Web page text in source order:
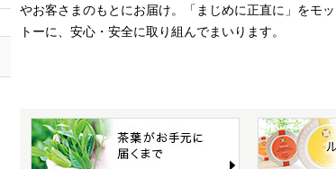
やお客さまのもとにお届け。「まじめに正直に」をモッ
トーに、安心・安全に取り組んでまいります。